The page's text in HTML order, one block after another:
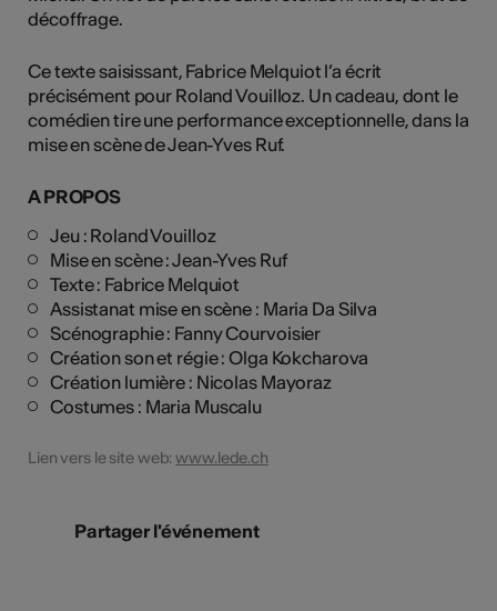
décoffrage.
Ce texte saisissant, Fabrice Melquiot l’a écrit
précisément pour Roland Vouilloz. Un cadeau, dont le
comédien tire une performance exceptionnelle, dans la
mise en scène de Jean-Yves Ruf.
A PROPOS
Jeu : Roland Vouilloz
Mise en scène : Jean-Yves Ruf
Texte : Fabrice Melquiot
Assistanat mise en scène : Maria Da Silva
Scénographie : Fanny Courvoisier
Création son et régie : Olga Kokcharova
Création lumière : Nicolas Mayoraz
Costumes : Maria Muscalu
Lien vers le site web:www.lede.ch
Partager l'événement